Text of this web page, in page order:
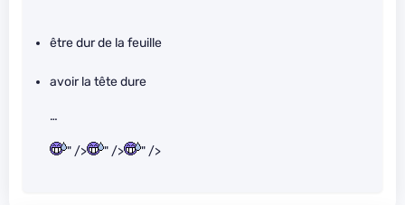
être dur de la feuille
avoir la tête dure
…
" /> " /> " />